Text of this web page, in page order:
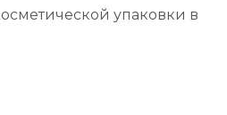
упаковки в